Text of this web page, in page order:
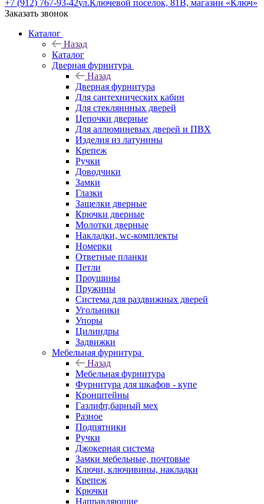
+7 (912) 767-93-42ул.Ключевой поселок, 81В, магазин «Ключ»
Заказать звонок
Каталог
Назад
Каталог
Дверная фурнитура
Назад
Дверная фурнитура
Для сантехнических кабин
Для стекляннных дверей
Цепочки дверные
Для аллюминевых дверей и ПВХ
Изделия из латунины
Крепеж
Ручки
Доводчики
Замки
Глазки
Защелки дверные
Крючки дверные
Молотки дверные
Накладки, wc-комплекты
Номерки
Ответные планки
Петли
Проушины
Пружины
Система для раздвижных дверей
Угольники
Упоры
Цилиндры
Задвижки
Мебельная фурнитура
Назад
Мебельная фурнитура
Фурнитура для шкафов - купе
Кронштейны
Газлифт,барный мех
Разное
Подпятники
Ручки
Джокерная система
Замки мебельные, почтовые
Ключи, ключивины, накладки
Крепеж
Крючки
Направляющие